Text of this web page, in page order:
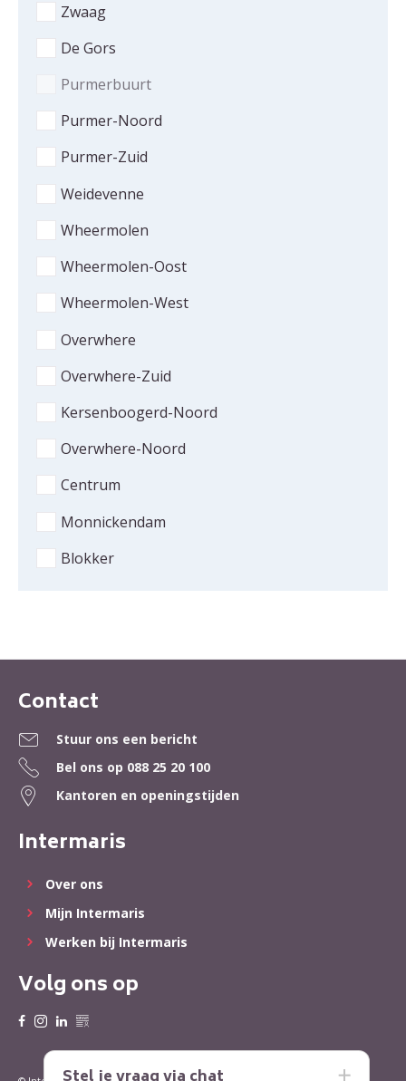
Zwaag
De Gors
Purmerbuurt
Purmer-Noord
Purmer-Zuid
Weidevenne
Wheermolen
Wheermolen-Oost
Wheermolen-West
Overwhere
Overwhere-Zuid
Kersenboogerd-Noord
Overwhere-Noord
Centrum
Monnickendam
Blokker
Contactinformatie
Contact
Stuur ons een bericht
Bel ons op 088 25 20 100
Kantoren en openingstijden
Intermaris
Over ons
Mijn Intermaris
Werken bij Intermaris
Volg ons op